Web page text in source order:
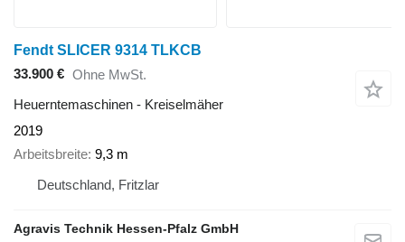
Fendt SLICER 9314 TLKCB
33.900 € Ohne MwSt.
Heuerntemaschinen - Kreiselmäher
2019
Arbeitsbreite 9,3 m
Deutschland, Fritzlar
Agravis Technik Hessen-Pfalz GmbH